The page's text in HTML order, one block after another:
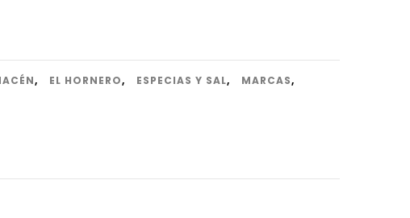
, EL HORNERO, ESPECIAS Y SAL, MARCAS,